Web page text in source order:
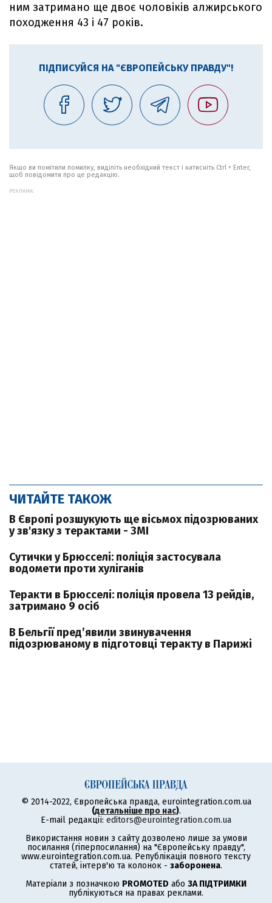
ним затримано ще двоє чоловіків алжирського
походження 43 і 47 років.
ПІДПИСУЙСЯ НА "ЄВРОПЕЙСЬКУ ПРАВДУ"!
Якщо ви помітили помилку, виділіть необхідний текст і натисніть Ctrl + Enter,
щоб повідомити про це редакцію.
РЕКЛАМА:
ЧИТАЙТЕ ТАКОЖ
В Європі розшукують ще вісьмох підозрюваних
у зв'язку з терактами - ЗМІ
Сутички у Брюсселі: поліція застосувала
водомети проти хуліганів
Теракти в Брюсселі: поліція провела 13 рейдів,
затримано 9 осіб
В Бельгії пред’явили звинувачення
підозрюваному в підготовці теракту в Парижі
© 2014-2022, Європейська правда, eurointegration.com.ua
(детальніше про нас).
E-mail редакції: editors@eurointegration.com.ua
Використання новин з сайту дозволено лише за умови
посилання (гіперпосилання) на "Європейську правду",
www.eurointegration.com.ua. Републікація повного тексту
статей, інтерв'ю та колонок - заборонена.
Матеріали з позначкою PROMOTED або ЗА ПІДТРИМКИ
публікуються на правах реклами.